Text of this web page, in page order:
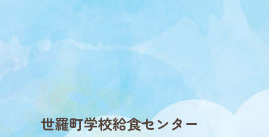
世羅町学校給食センター